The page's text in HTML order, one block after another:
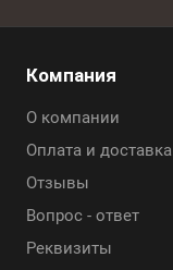
Компания
О компании
Оплата и доставка
Отзывы
Вопрос - ответ
Реквизиты